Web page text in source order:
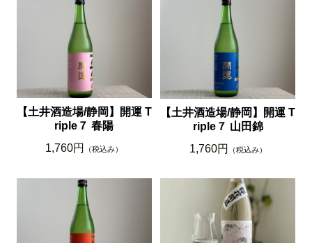
【土井酒造場/静岡】開運 T
riple７ 春陽
1,760円
（税込み）
【土井酒造場/静岡】開運 T
riple７ 山田錦
1,760円
（税込み）